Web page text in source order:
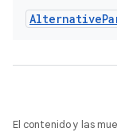
Alternative
El contenido y las